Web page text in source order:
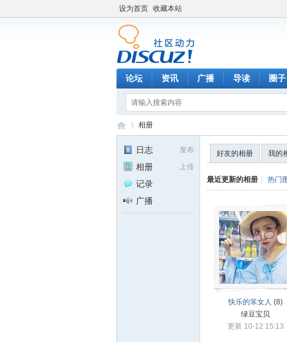
设为首页 收藏本站
论坛 资讯 广播 导读 圈子
相册
发布
日志
上传
相册
记录
广播
好友的相册 我的
最近更新的相册 热门
快乐的笨女人 (8)
绿豆宝贝
更新 10-12 15:13